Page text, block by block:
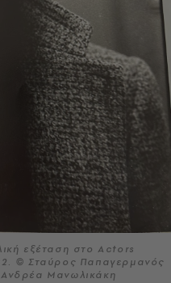
εξέταση στο Actors
© Σταύρος Παπαγερµανός
Μανωλικάκη